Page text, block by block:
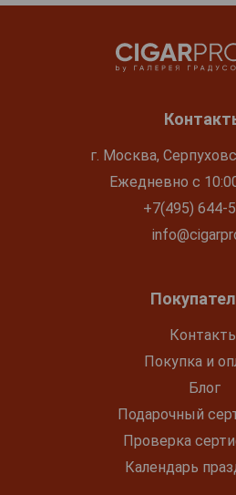
г. Москва,
Ежедневно с
+7(495) 644-
Покупка и
Блог
Подарочный
Проверка
Календарь